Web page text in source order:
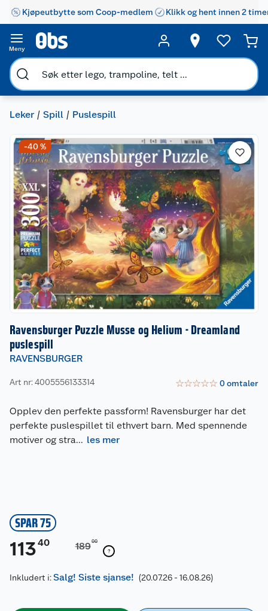
Kjøpeutbytte som Coop-medlem Klikk og hent innen 2
Meny
Leker Spill Puslespill
-40 %
Ravensburger Puzzle Musse og Helium - Dreamland
puslespill
RAVENSBURGER
Art nr: 4005556133314 ☆☆☆☆☆ 0omtaler
Opplev den perfekte passform! Ravensburger har det
perfekte puslespillet til ethvert barn. Med spennende
motiver og stra... les mer
SPAR 75
11340 18900
Inkludert i:Salg! Siste sjanse! (20.07.26 - 16.08.26)